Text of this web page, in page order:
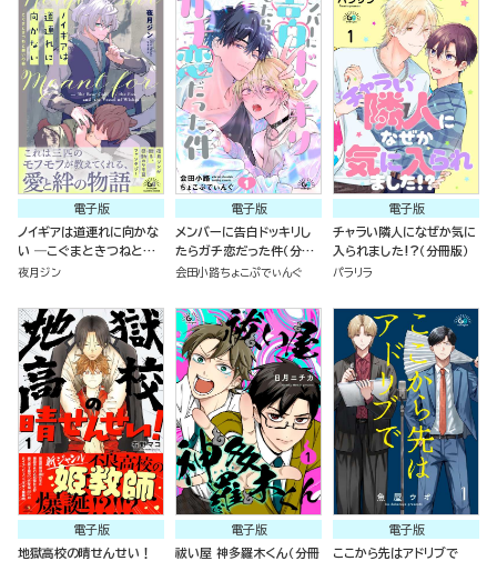
電子版
ノイギアは道連れに向かな
い ―こぐまときつねと願
いの器―
夜月ジン
電子版
メンバーに告白ドッキリし
たらガチ恋だった件（分冊
版）
会田小路ちょこぷでぃんぐ
電子版
チャラい隣人になぜか気に
入られました!?（分冊版）
パラリラ
電子版
地獄高校の晴せんせい！
電子版
祓い屋 神多羅木くん（分冊
電子版
ここから先はアドリブで